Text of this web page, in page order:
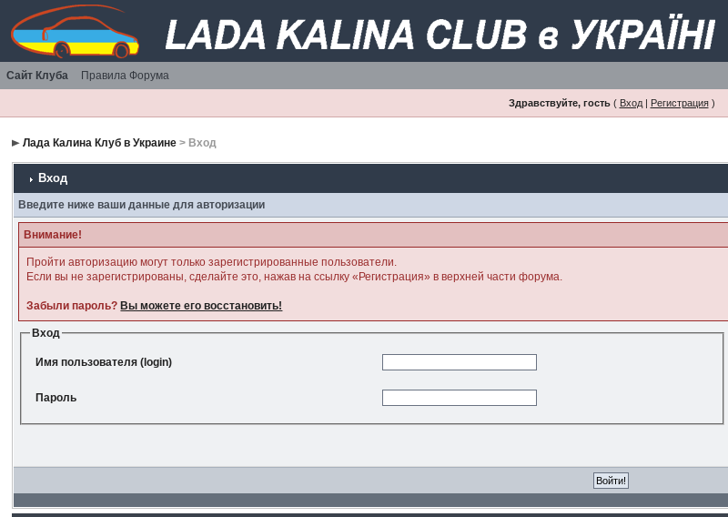
Сайт Клуба Правила Форума
Здравствуйте, гость( Вход| Регистрация)
Лада Калина Клуб в Украине > Вход
Вход
Введите ниже ваши данные для авторизации
Внимание!
Пройти авторизацию могут только зарегистрированные пользователи.
Если вы не зарегистрированы, сделайте это, нажав на ссылку «Регистрация» в верхней части форума.
Забыли пароль? Вы можете его восстановить!
Вход
Имя пользователя (login)
Пароль